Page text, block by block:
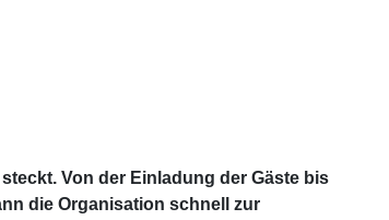
Von der Einladung der Gäste bis
die Organisation schnell zur